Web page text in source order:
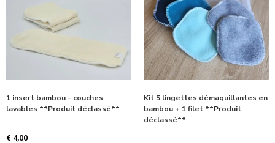
1 insert bambou – couches
lavables **Produit déclassé**
€ 4,00
Kit 5 lingettes démaquillantes en
bambou + 1 filet **Produit
déclassé**